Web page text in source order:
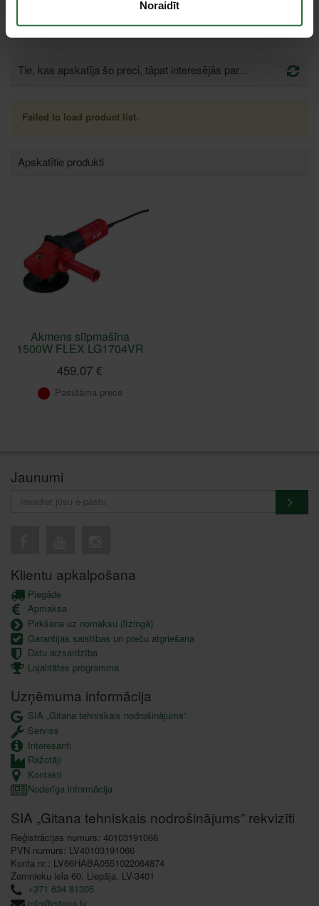
Noraidīt
Tie, kas apskatīja šo preci, tāpat interesējās par...
Failed to load product list.
Apskatītie produkti
Akmens slīpmašīna
1500W FLEX LG1704VR
459,07 €
Pasūtāma prece
Jaunumi
Klientu apkalpošana
Piegāde
Apmaksa
Pirkšana uz nomaksu (līzingā)
Garantijas saistības un preču atgriešana
Datu aizsardzība
Lojalitātes programma
Uzņēmuma informācija
SIA „Gitana tehniskais nodrošinājums”
Serviss
Interesanti
Ražotāji
Kontakti
Noderīga informācija
SIA „Gitana tehniskais nodrošinājums” rekvizīti
Reģistrācijas numurs: 40103191066
PVN numurs: LV40103191066
Konta nr.: LV66HABA0551022064874
Zemnieku iela 60, Liepāja, LV-3401
+371 634 81305
info@gitana.lv